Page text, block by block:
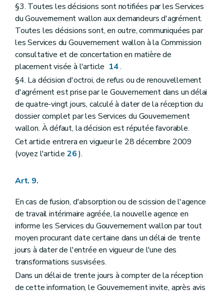
§3. Toutes les décisions sont notifiées par les Services
du Gouvernement wallon aux demandeurs d'agrément.
Toutes les décisions sont, en outre, communiquées par
les Services du Gouvernement wallon à la Commission
consultative et de concertation en matière de
placement visée à l'article 14.
§4. La décision d'octroi, de refus ou de renouvellement
d'agrément est prise par le Gouvernement dans un délai
de quatre-vingt jours, calculé à dater de la réception du
dossier complet par les Services du Gouvernement
wallon. À défaut, la décision est réputée favorable.
Cet article entrera en vigueur le 28 décembre 2009
(voyez l'article 26).
Art. 9.
En cas de fusion, d'absorption ou de scission de l'agence
de travail intérimaire agréée, la nouvelle agence en
informe les Services du Gouvernement wallon par tout
moyen procurant date certaine dans un délai de trente
jours à dater de l'entrée en vigueur de l'une des
transformations susvisées.
Dans un délai de trente jours à compter de la réception
de cette information, le Gouvernement invite, après avis